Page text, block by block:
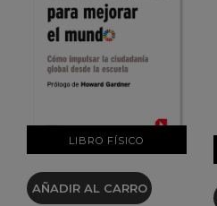
LIBRO FÍSICO
VER DETALLES
AÑADIR AL CARRO